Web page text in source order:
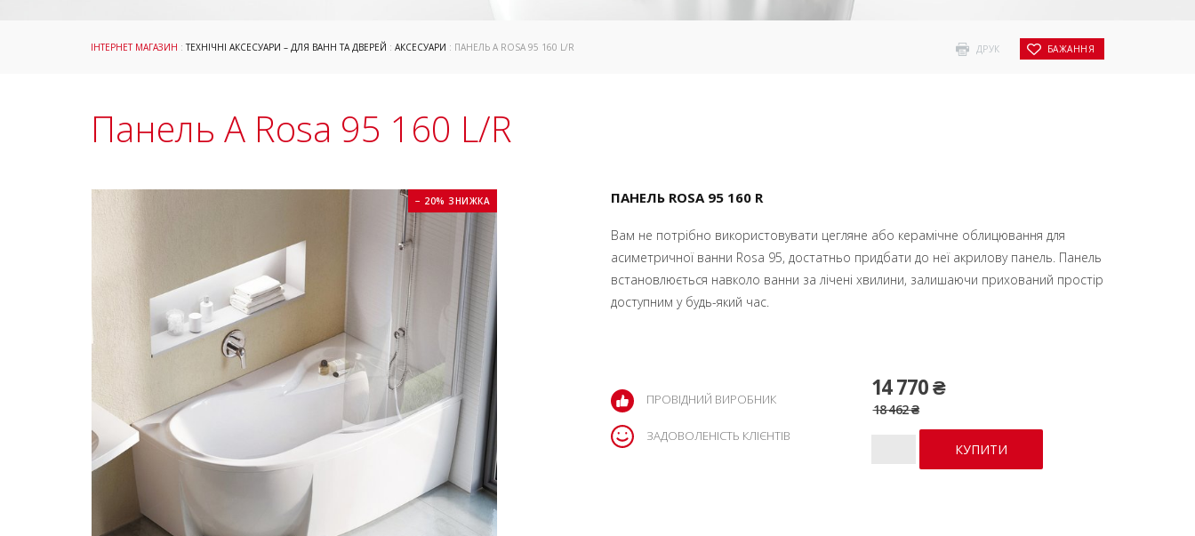
ДРУК БАЖАННЯ
ІНТЕРНЕТ МАГАЗИН :ТЕХНІЧНІ АКСЕСУАРИ – ДЛЯ ВАНН ТА ДВЕРЕЙ : АКСЕСУАРИ : ПАНЕЛЬ A ROSA 95 160 L/R
Панель A Rosa 95 160 L/R
− 20% ЗНИЖКА ПАНЕЛЬ ROSA 95 160 R
Вам не потрібно використовувати цегляне або керамічне облицювання для
асиметричної ванни Rosa 95, достатньо придбати до неї акрилову панель. Панель
встановлюється навколо ванни за лічені хвилини, залишаючи прихований простір
доступним у будь-який час.
14 770 ₴
18 462 ₴
ПРОВІДНИЙ ВИРОБНИК
ЗАДОВОЛЕНІСТЬ КЛІЄНТІВ